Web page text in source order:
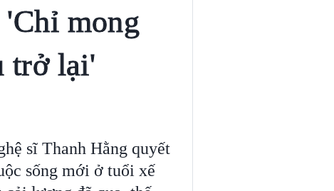
mong
trở lại'
sĩ Thanh Hằng quyết
sống mới ở tuổi xế